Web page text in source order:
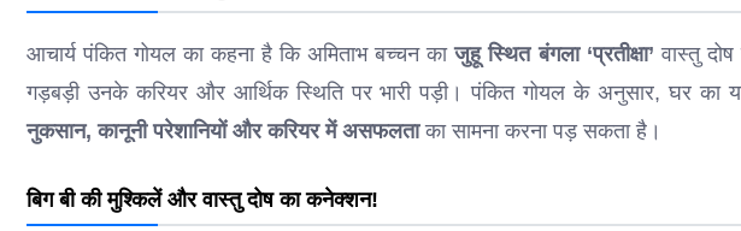
आचार्य पंकित गोयल का कहना है कि अमिताभ बच्चन काजुहू स्थित बंगला ‘प्रतीक्षा’ वास्तु
गड़बड़ी उनके करियर और आर्थिक स्थिति पर भारी पड़ी। पंकित गोयल के अनुसार, घर का
नुकसान, कानूनी परेशानियों और करियर में असफलताका सामना करना पड़ सकता है।
बिग बी की मुश्किलें और वास्तु दोष का कनेक्शन!